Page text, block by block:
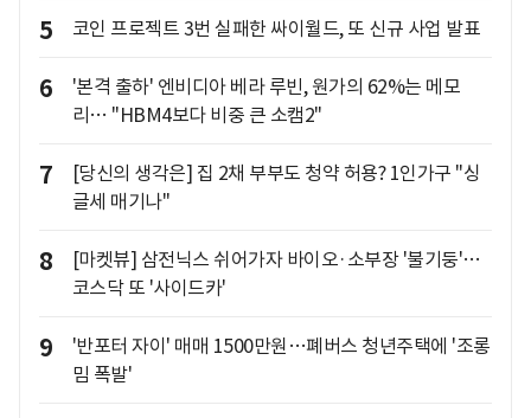
5 코인 프로젝트 3번 실패한 싸이월드, 또 신규 사업 발표
6
'본격 출하' 엔비디아 베라 루빈, 원가의 62%는 메모
리… "HBM4보다 비중 큰 소캠2"
7
[당신의 생각은] 집 2채 부부도 청약 허용? 1인가구 "싱
글세 매기나"
8
[마켓뷰] 삼전닉스 쉬어가자 바이오·소부장 '불기둥'…
코스닥 또 '사이드카'
9
'반포터 자이' 매매 1500만원…폐버스 청년주택에 '조롱
밈 폭발'